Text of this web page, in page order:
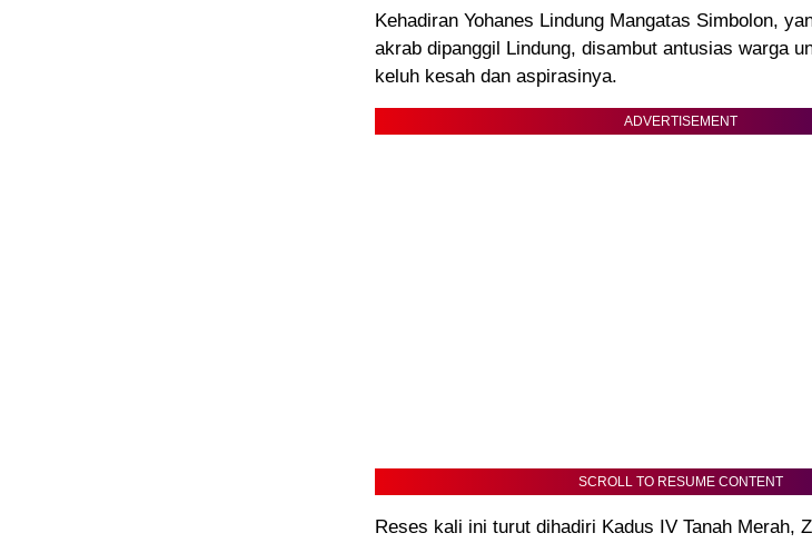
Kehadiran Yohanes Lindung Mangatas Simbolon,
akrab dipanggil Lindung, disambut antusias warga
keluh kesah dan aspirasinya.
ADVERTISEMENT
SCROLL TO RESUME CONTENT
Reses kali ini turut dihadiri Kadus IV Tanah Merah,